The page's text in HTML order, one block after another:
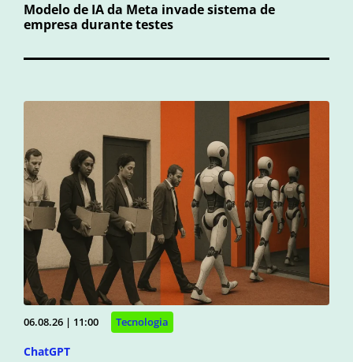
Modelo de IA da Meta invade sistema de
empresa durante testes
06.08.26 | 11:00 Tecnologia
ChatGPT